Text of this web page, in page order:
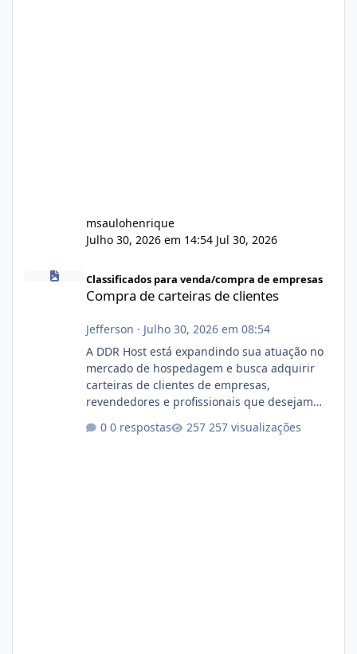
msaulohenrique
Julho 30, 2026 em 14:54 Jul 30, 2026
Compra de carteiras de clientes
Classificados para venda/compra de empresas
Compra de carteiras de clientes
Jefferson · Julho 30, 2026 em 08:54
A DDR Host está expandindo sua atuação no
mercado de hospedagem e busca adquirir
carteiras de clientes de empresas,
revendedores e profissionais que desejam
operação. Se você possui clientes ativos de
0 respostas 257 visualizações